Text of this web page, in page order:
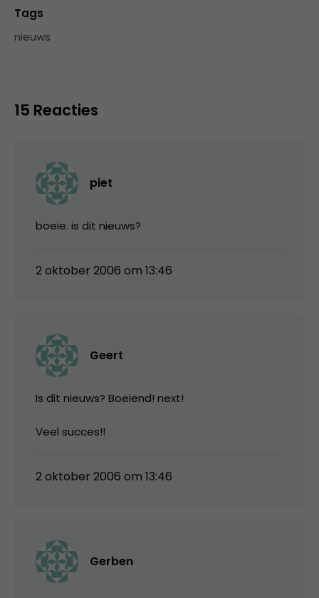
Tags
nieuws
15 Reacties
piet
boeie. is dit nieuws?
2 oktober 2006 om 13:46
Geert
Is dit nieuws? Boeiend! next!
Veel succes!!
2 oktober 2006 om 13:46
Gerben